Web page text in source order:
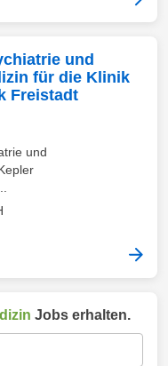
und
für die Klinik
Freistadt
und
Jobs erhalten.